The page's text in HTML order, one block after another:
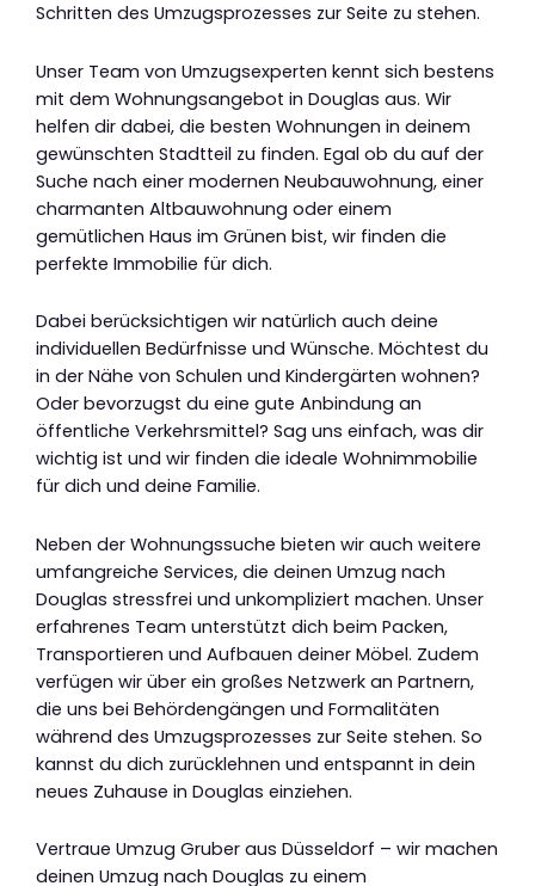
Schritten des Umzugsprozesses zur Seite zu stehen.
Unser Team von Umzugsexperten kennt sich bestens
mit dem Wohnungsangebot in Douglas aus. Wir
helfen dir dabei, die besten Wohnungen in deinem
gewünschten Stadtteil zu finden. Egal ob du auf der
Suche nach einer modernen Neubauwohnung, einer
charmanten Altbauwohnung oder einem
gemütlichen Haus im Grünen bist, wir finden die
perfekte Immobilie für dich.
Dabei berücksichtigen wir natürlich auch deine
individuellen Bedürfnisse und Wünsche. Möchtest du
in der Nähe von Schulen und Kindergärten wohnen?
Oder bevorzugst du eine gute Anbindung an
öffentliche Verkehrsmittel? Sag uns einfach, was dir
wichtig ist und wir finden die ideale Wohnimmobilie
für dich und deine Familie.
Neben der Wohnungssuche bieten wir auch weitere
umfangreiche Services, die deinen Umzug nach
Douglas stressfrei und unkompliziert machen. Unser
erfahrenes Team unterstützt dich beim Packen,
Transportieren und Aufbauen deiner Möbel. Zudem
verfügen wir über ein großes Netzwerk an Partnern,
die uns bei Behördengängen und Formalitäten
während des Umzugsprozesses zur Seite stehen. So
kannst du dich zurücklehnen und entspannt in dein
neues Zuhause in Douglas einziehen.
Vertraue Umzug Gruber aus Düsseldorf – wir machen
deinen Umzug nach Douglas zu einem